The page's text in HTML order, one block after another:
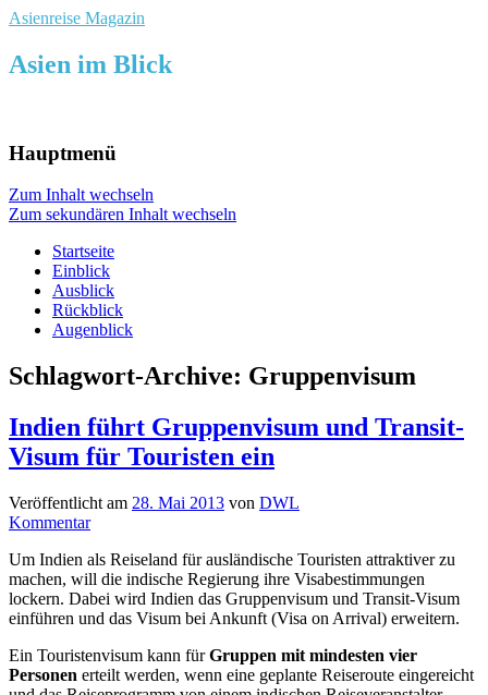
Asienreise Magazin
Asien im Blick
Hauptmenü
Zum Inhalt wechseln
Zum sekundären Inhalt wechseln
Startseite
Einblick
Ausblick
Rückblick
Augenblick
Schlagwort-Archive: Gruppenvisum
Indien führt Gruppenvisum und Transit-
Visum für Touristen ein
Veröffentlicht am 28. Mai 2013 von DWL
Kommentar
Um Indien als Reiseland für ausländische Touristen attraktiver zu
machen, will die indische Regierung ihre Visabestimmungen
lockern. Dabei wird Indien das Gruppenvisum und Transit-Visum
einführen und das Visum bei Ankunft (Visa on Arrival) erweitern.
Ein Touristenvisum kann fürGruppen mit mindesten vier
Personen erteilt werden, wenn eine geplante Reiseroute eingereicht